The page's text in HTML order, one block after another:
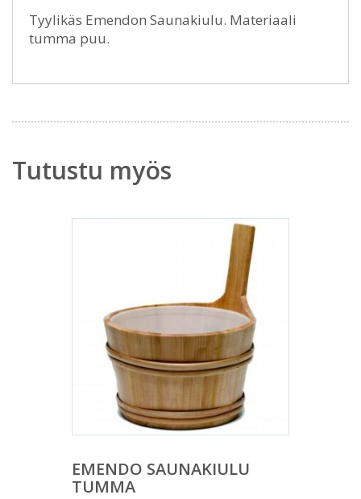
Tyylikäs Emendon Saunakiulu. Materiaali
tumma puu.
Tutustu myös
EMENDO SAUNAKIULU
TUMMA